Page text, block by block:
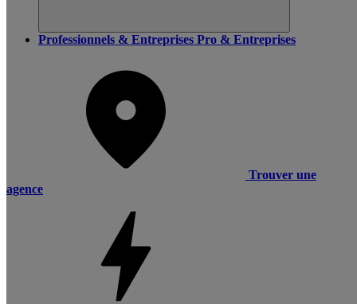
Professionnels & Entreprises Pro & Entreprises
Trouver une
agence